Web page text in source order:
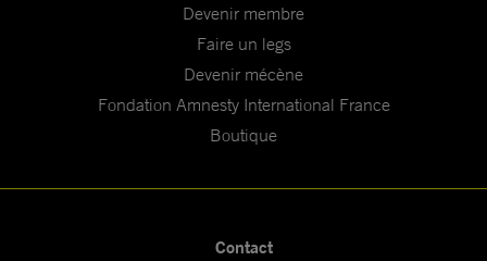
Devenir membre
Faire un legs
Devenir mécène
Fondation Amnesty International France
Boutique
Contact